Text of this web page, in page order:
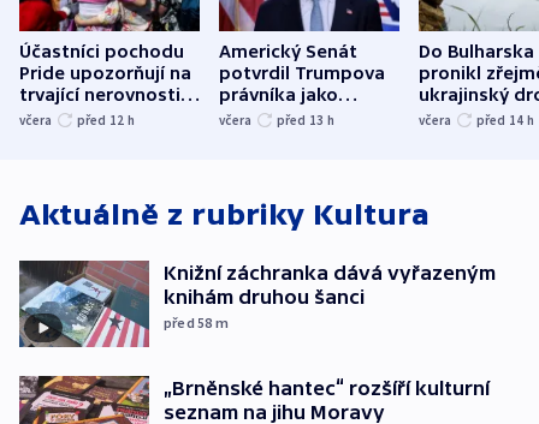
Účastníci pochodu
Pride upozorňují na
trvající nerovnosti i
společenskou
včera před 12 h
Americký Senát
potvrdil Trumpova
právníka jako
ministra
včera před 13 h
Do Bulharska
pronikl
ukrajinský
explodoval
včera před 14 h
Aktuálně z rubriky Kultura
Knižní záchranka dává vyřazeným
knihám druhou šanci
před 58 m
„Brněnské hantec“ rozšíří kulturní
seznam na jihu Moravy